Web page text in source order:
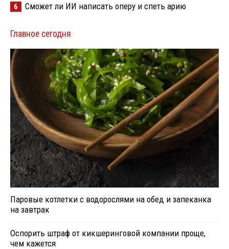
6 Сможет ли ИИ написать оперу и спеть арию
Главное сегодня
Паровые котлетки с водорослями на обед и запеканка
на завтрак
Оспорить штраф от кикшеринговой компании проще,
чем кажется